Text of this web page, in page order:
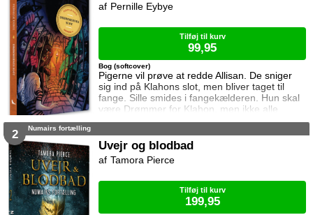
Pigerne vil prøve at redde Allisan. De sniger
sig ind på Klahons slot, men bliver taget til
fange. Sille smides i fangekælderen. Hun skal
være Drømmer for Klahon, men ikke alle
drømme er gode drømme. Pigerne forsøger at
Bog (softcover)
Pernille Eybye
Tilføj til kurv
99,95
2 Numairs fortælling
Uvejr og blodbad
Tamora Pierce
Tilføj til kurv
199,95